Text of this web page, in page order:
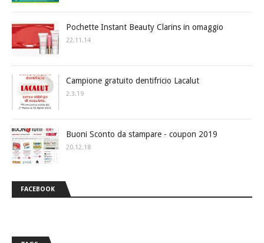
Pochette Instant Beauty Clarins in omaggio
22.11.14
Campione gratuito dentifricio Lacalut
2.3.19
Buoni Sconto da stampare - coupon 2019
20.12.18
FACEBOOK